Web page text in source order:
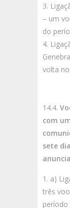
– um
do
volta
14.4.
com
sete
a)
três
período